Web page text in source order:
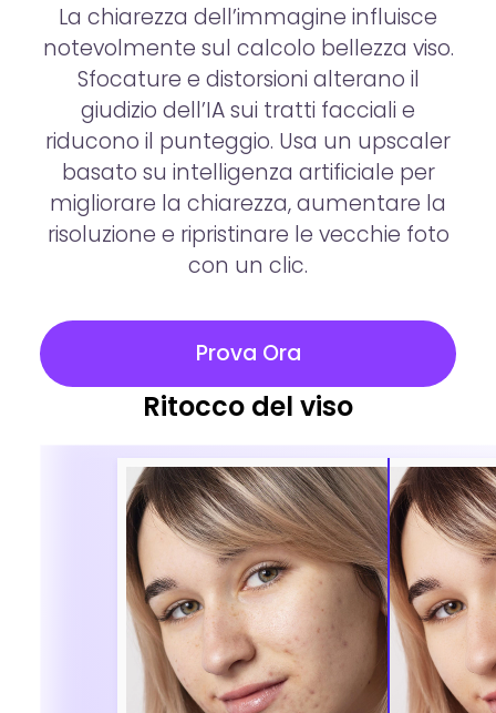
La chiarezza dell’immagine influisce
notevolmente sul calcolo bellezza viso.
Sfocature e distorsioni alterano il
giudizio dell’IA sui tratti facciali e
riducono il punteggio. Usa un upscaler
basato su intelligenza artificiale per
migliorare la chiarezza, aumentare la
risoluzione e ripristinare le vecchie foto
con un clic.
Prova Ora
Ritocco del viso